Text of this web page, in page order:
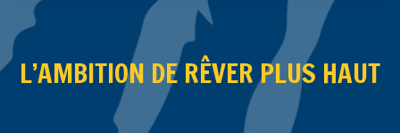
L’AMBITION DE RÊVER PLUS HAUT